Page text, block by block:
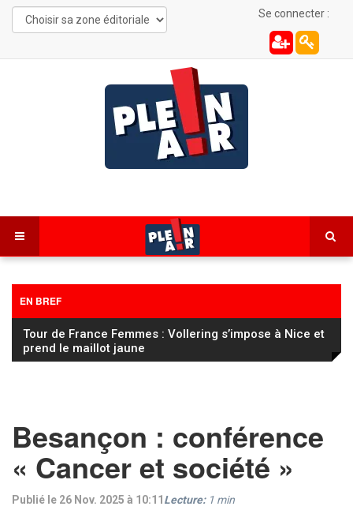
Se connecter :
EN BREF
Tour de France Femmes : Vollering s’impose à Nice et
prend le maillot jaune
Besançon : conférence
« Cancer et société »
Publié le 26 Nov. 2025 à 10:11 Lecture: 1 min